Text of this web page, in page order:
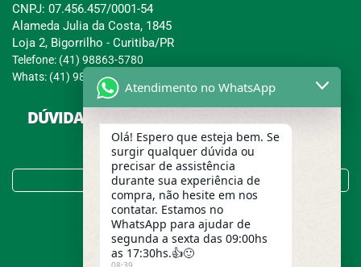
CNPJ: 07.456.457/0001-54
Alameda Julia da Costa, 1845
Loja 2, Bigorrilho - Curitiba/PR
Telefone: (41) 98863-5780
Whats: (41) 98863-5780
DÚVIDAS SOBRE COMPRAS, PAGAMENTOS E
ENTREGAS?
Tire suas Dúvidas no FAQ!
Atendimento no WhatsApp
Olá! Espero que esteja bem. Se
surgir qualquer dúvida ou
precisar de assistência
durante sua experiência de
compra, não hesite em nos
contatar. Estamos no
WhatsApp para ajudar de
segunda a sexta das 09:00hs
as 17:30hs.👍🙂